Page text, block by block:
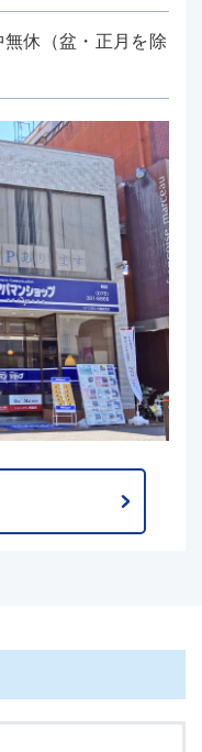
休（盆・正月を除